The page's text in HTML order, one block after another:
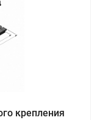
крепления